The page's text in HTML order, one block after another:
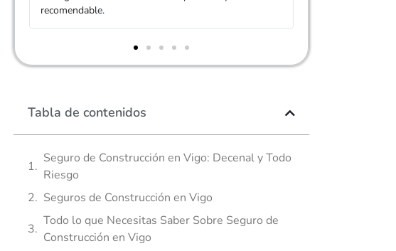
Tabla de contenidos
Seguro de Construcción en Vigo: Decenal y Todo
Riesgo
Seguros de Construcción en Vigo
Todo lo que Necesitas Saber Sobre Seguro de
Construcción en Vigo